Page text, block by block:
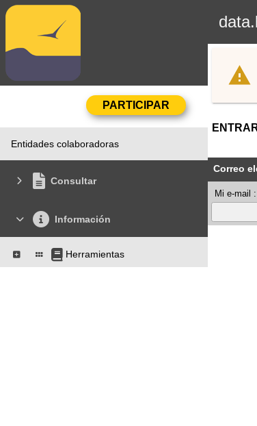
Entidades colaboradoras
Consultar
Información
Herramientas
Correo
Mi e-mail :